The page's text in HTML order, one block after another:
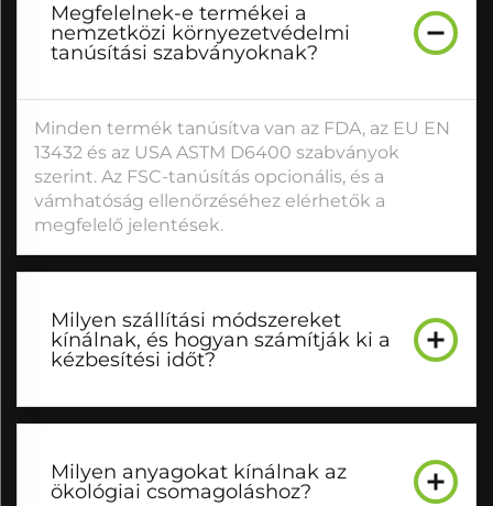
Megfelelnek-e termékei a
nemzetközi környezetvédelmi
tanúsítási szabványoknak?
Minden termék tanúsítva van az FDA, az EU EN
13432 és az USA ASTM D6400 szabványok
szerint. Az FSC-tanúsítás opcionális, és a
vámhatóság ellenőrzéséhez elérhetők a
megfelelő jelentések.
Milyen szállítási módszereket
kínálnak, és hogyan számítják ki a
kézbesítési időt?
Milyen anyagokat kínálnak az
ökológiai csomagoláshoz?